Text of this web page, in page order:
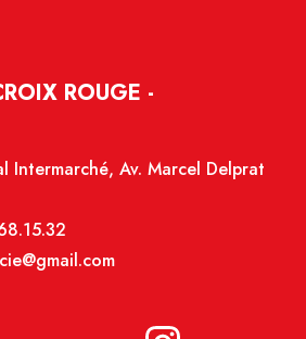
ROUGE -
Intermarché, Av. Marcel Delprat